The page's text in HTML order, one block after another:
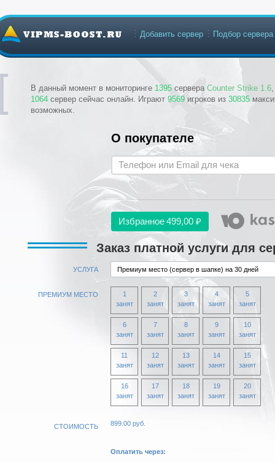
В данный момент в мониторинге 1395 сервера Counter Strike 1.6
1064 сервер сейчас онлайн. Играют 9569 игроков из 30835
возможных.
Добавить сервер Подбор сервера
О покупателе
Избранное499,00 ₽
Заказ платной услуги для
УСЛУГА
ПРЕМИУМ МЕСТО
1
занят
2
занят
3
занят
4
занят
5
занят
6
занят
7
занят
8
занят
9
занят
10
занят
11
занят
12
занят
13
занят
14
занят
15
занят
16
занят
17
занят
18
занят
19
занят
20
занят
СТОИМОСТЬ 899.00 руб.
Оплатить через: